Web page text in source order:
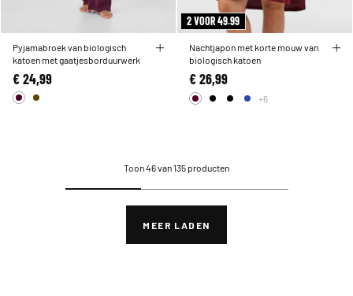
Pyjamabroek van biologisch
katoen met gaatjesborduurwerk
€ 24,99
2 VOOR 49.99
Nachtjapon met korte mouw van
biologisch katoen
€ 26,99
+6
Toon 46 van 135 producten
MEER LADEN